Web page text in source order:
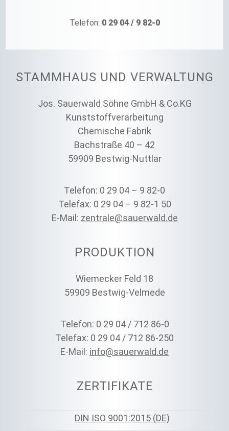
Telefon: 0 29 04 / 9 82-0
STAMMHAUS UND VERWALTUNG
Jos. Sauerwald Söhne GmbH & Co.KG
Kunststoffverarbeitung
Chemische Fabrik
Bachstraße 40 – 42
59909 Bestwig-Nuttlar
Telefon: 0 29 04 – 9 82-0
Telefax: 0 29 04 – 9 82-1 50
E-Mail: zentrale@sauerwald.de
PRODUKTION
Wiemecker Feld 18
59909 Bestwig-Velmede
Telefon: 0 29 04 / 712 86-0
Telefax: 0 29 04 / 712 86-250
E-Mail: info@sauerwald.de
ZERTIFIKATE
DIN ISO 9001:2015 (DE)